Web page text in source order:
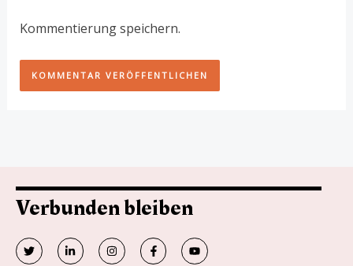
Kommentierung speichern.
Verbunden bleiben
T
w
V
e
I
n
F
a
Y
o